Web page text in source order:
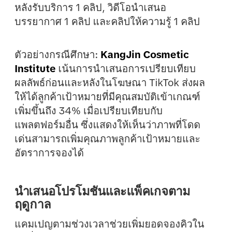
หลังรับบริการ 1 คลิป, วิดีโอนำเสนอ
บรรยากาศ 1 คลิป และคลิปให้ความรู้ 1 คลิป
ตัวอย่างกรณีศึกษา: KangJin Cosmetic
Institute เน้นการนำเสนอการเปรียบเทียบ
ผลลัพธ์ก่อนและหลังในโฆษณา TikTok ส่งผล
ให้ได้ลูกค้าเป้าหมายที่มีคุณสมบัติเข้าเกณฑ์
เพิ่มขึ้นถึง 34% เมื่อเปรียบเทียบกับ
แพลตฟอร์มอื่น ซึ่งแสดงให้เห็นว่าภาพที่โดด
เด่นสามารถเพิ่มคุณภาพลูกค้าเป้าหมายและ
อัตราการจองได้
นำเสนอโปรโมชันและแพ็คเกจตาม
ฤดูกาล
แคมเปญตามช่วงเวลาช่วยเพิ่มยอดจองคิวใน